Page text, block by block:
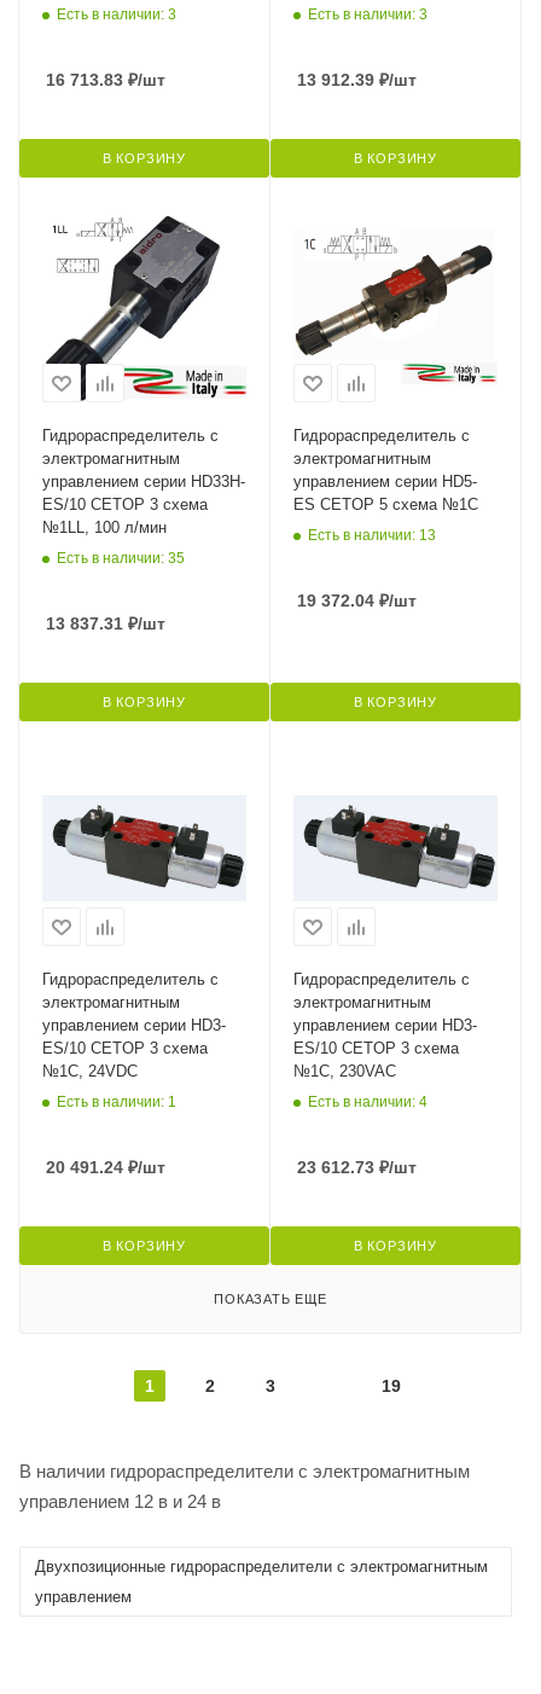
Есть в наличии: 3
16 713.83 ₽/шт
В КОРЗИНУ
Есть в наличии: 3
13 912.39 ₽/шт
В КОРЗИНУ
Гидрораспределитель с
электромагнитным
управлением серии HD33H-
ES/10 CETOP 3 схема
№1LL, 100 л/мин
Есть в наличии: 35
13 837.31 ₽/шт
В КОРЗИНУ
Гидрораспределитель с
электромагнитным
управлением серии HD5-
ES CETOP 5 схема №1С
Есть в наличии: 13
19 372.04 ₽/шт
В КОРЗИНУ
Гидрораспределитель с
электромагнитным
управлением серии HD3-
ES/10 CETOP 3 схема
№1C, 24VDC
Есть в наличии: 1
20 491.24 ₽/шт
В КОРЗИНУ
Гидрораспределитель с
электромагнитным
управлением серии HD3-
ES/10 CETOP 3 схема
№1C, 230VAC
Есть в наличии: 4
23 612.73 ₽/шт
В КОРЗИНУ
ПОКАЗАТЬ ЕЩЕ
1 2 3 19
В наличии гидрораспределители с электромагнитным
управлением 12 в и 24 в
Двухпозиционные гидрораспределители с электромагнитным
управлением